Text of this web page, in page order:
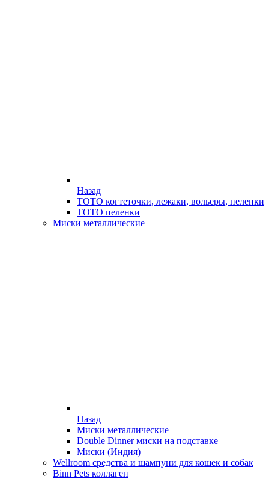
Назад
ТОТО когтеточки, лежаки, вольеры, пеленки
ТОТО пеленки
Миски металлические
Назад
Миски металлические
Double Dinner миски на подставке
Миски (Индия)
Wellroom средства и шампуни для кошек и собак
Binn Pets коллаген